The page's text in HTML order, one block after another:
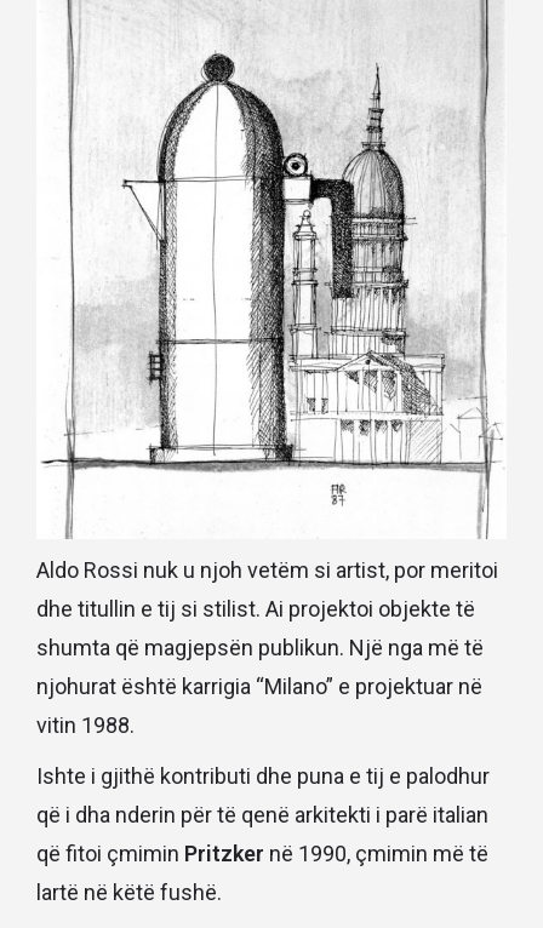
Aldo Rossi nuk u njoh vetëm si artist, por meritoi
dhe titullin e tij si stilist. Ai projektoi objekte të
shumta që magjepsën publikun. Një nga më të
njohurat është karrigia “Milano” e projektuar në
vitin 1988.
Ishte i gjithë kontributi dhe puna e tij e palodhur
që i dha nderin për të qenë arkitekti i parë italian
që fitoi çmimin Pritzker në 1990, çmimin më të
lartë në këtë fushë.